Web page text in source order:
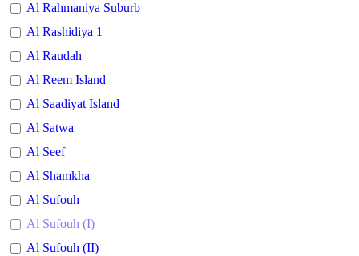
Al Rahmaniya Suburb
Al Rashidiya 1
Al Raudah
Al Reem Island
Al Saadiyat Island
Al Satwa
Al Seef
Al Shamkha
Al Sufouh
Al Sufouh (I)
Al Sufouh (II)